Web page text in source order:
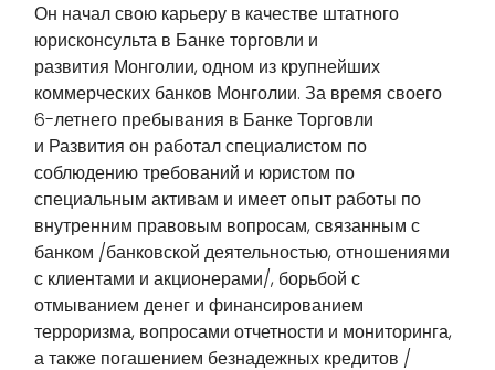
Он начал свою карьеру в качестве штатного
юрисконсульта в Банке торговли и
развития Монголии, одном из крупнейших
коммерческих банков Монголии. За время своего
6-летнего пребывания в Банке Торговли
и Развития он работал специалистом по
соблюдению требований и юристом по
специальным активам и имеет опыт работы по
внутренним правовым вопросам, связанным с
банком /банковской деятельностью, отношениями
с клиентами и акционерами/, борьбой с
отмыванием денег и финансированием
терроризма, вопросами отчетности и мониторинга,
а также погашением безнадежных кредитов /